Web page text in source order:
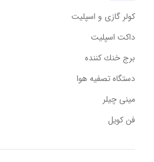
كولر گازی و اسپليت
داكت اسپليت
برج خنك كننده
دستگاه تصفيه هوا
مینی چیلر
فن کویل